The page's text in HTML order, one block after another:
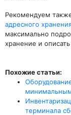
Рекомендуем
адресного
максимально
хранение и
Похожие статьи:
терминала